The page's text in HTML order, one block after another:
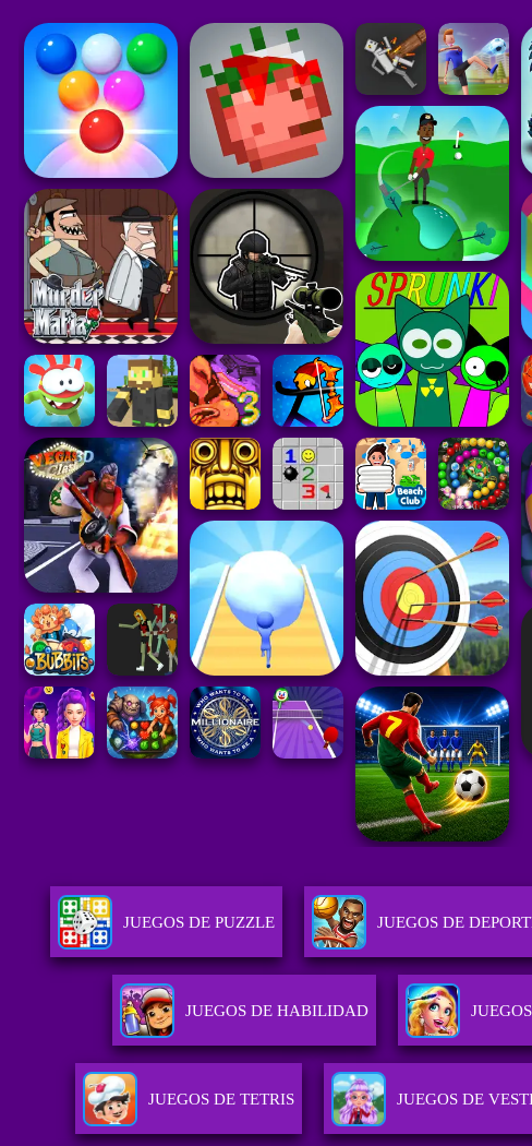
JUEGOS DE PUZZLE JUEGOS DE
JUEGOS DE HABILIDAD
JUEGOS DE TETRIS JUEGOS DE